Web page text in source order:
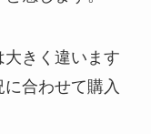
きく違います
合わせて購入